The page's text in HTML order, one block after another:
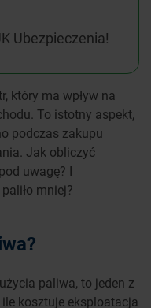
Ubezpieczenia!
który ma wpływ na
To istotny aspekt,
podczas zakupu
Jak obliczyć
uwagę? I
mniej?
paliwa, to jeden z
kosztuje eksploatacja